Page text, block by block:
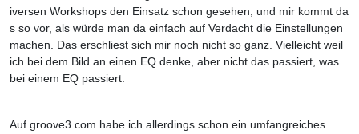
iversen Workshops den Einsatz schon gesehen, und mir kommt da
s so vor, als würde man da einfach auf Verdacht die Einstellungen
machen. Das erschliest sich mir noch nicht so ganz. Vielleicht weil
ich bei dem Bild an einen EQ denke, aber nicht das passiert, was
bei einem EQ passiert.
Auf groove3.com habe ich allerdings schon ein umfangreiches